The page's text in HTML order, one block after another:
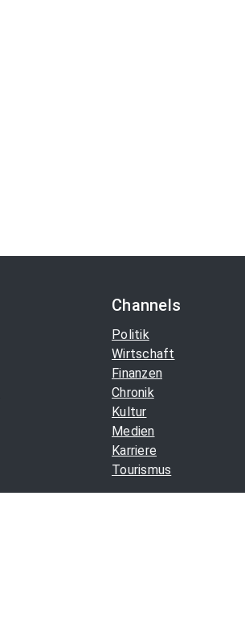
Channels
Politik
Wirtschaft
Finanzen
Chronik
Kultur
Medien
Karriere
Tourismus